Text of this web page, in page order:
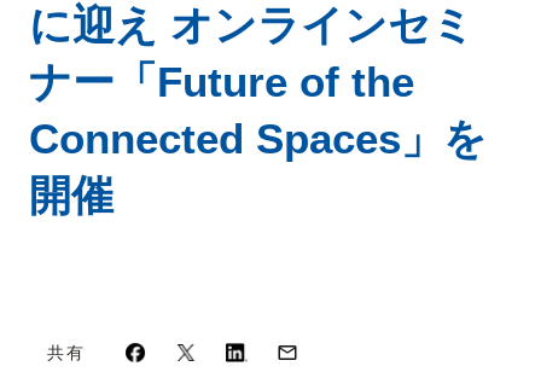
に迎え オンラインセミ
ナー「Future of the
Connected Spaces」を
開催
共有